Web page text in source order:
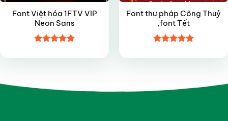
Font Việt hóa 1FTV VIP
Neon Sans
hạng55
Font thư pháp Công Thuỷ
,font Tết
hạng4.95